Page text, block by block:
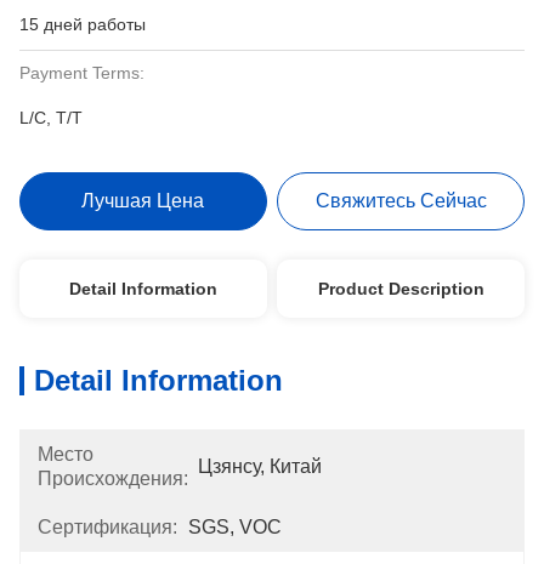
15 дней работы
Payment Terms:
L/C, T/T
Лучшая Цена Свяжитесь Сейчас
Detail Information Product Description
Detail Information
Место
Происхождения:
Цзянсу, Китай
Сертификация: SGS, VOC